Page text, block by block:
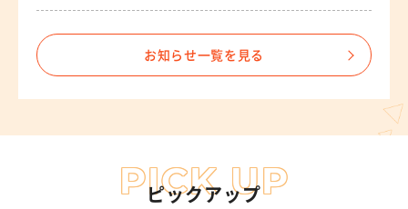
岐阜大学の研究に寄附をする
お知らせ一覧を見る
PICK UP
ピックアップ